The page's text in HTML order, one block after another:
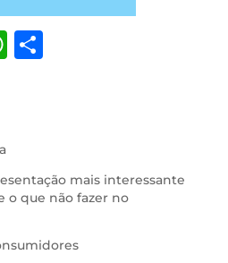
W
p
S
mais interessante
o que não fazer no